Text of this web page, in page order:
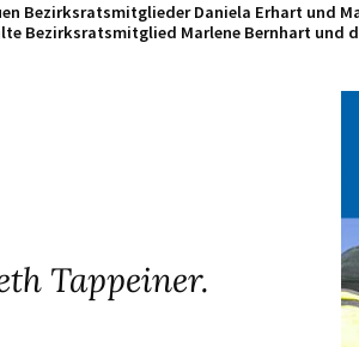
(v.r.): Ingeborg Rettenbacher,
und Evi Köck.
Tappeiner.